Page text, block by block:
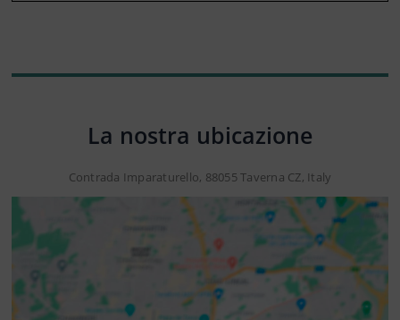
La nostra ubicazione
Contrada Imparaturello, 88055 Taverna CZ, Italy